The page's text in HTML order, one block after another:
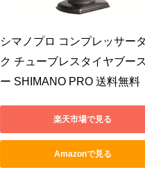
シマノプロ コンプレッサー
ク チューブレスタイヤブー
ー SHIMANO PRO 送料無料
楽天市場で見る
Amazonで見る